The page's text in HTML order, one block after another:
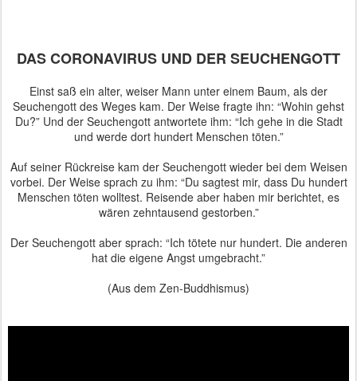
DAS CORONAVIRUS UND DER SEUCHENGOTT
Einst saß ein alter, weiser Mann unter einem Baum, als der
Seuchengott des Weges kam. Der Weise fragte ihn: “Wohin gehst
Du?” Und der Seuchengott antwortete ihm: “Ich gehe in die Stadt
und werde dort hundert Menschen töten.”
Auf seiner Rückreise kam der Seuchengott wieder bei dem Weisen
vorbei. Der Weise sprach zu ihm: “Du sagtest mir, dass Du hundert
Menschen töten wolltest. Reisende aber haben mir berichtet, es
wären zehntausend gestorben.”
Der Seuchengott aber sprach: “Ich tötete nur hundert. Die anderen
hat die eigene Angst umgebracht.”
(Aus dem Zen-Buddhismus)